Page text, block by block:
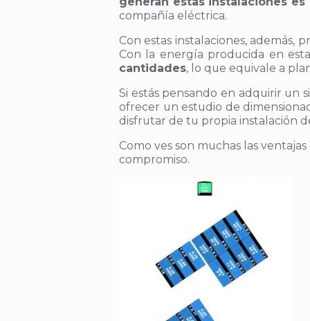
compañía eléctrica.
Con estas instalaciones, además,
Con la energía producida en
cantidades, lo que equivale a
Si estás pensando en adquirir un
ofrecer un estudio de
disfrutar de tu propia instalación
Como ves son muchas las
compromiso.